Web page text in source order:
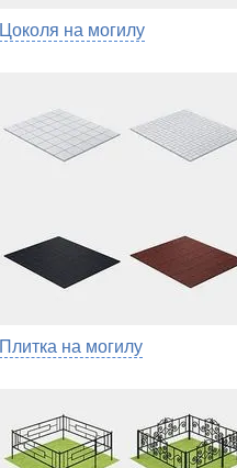
Цоколя на могилу
Плитка на могилу